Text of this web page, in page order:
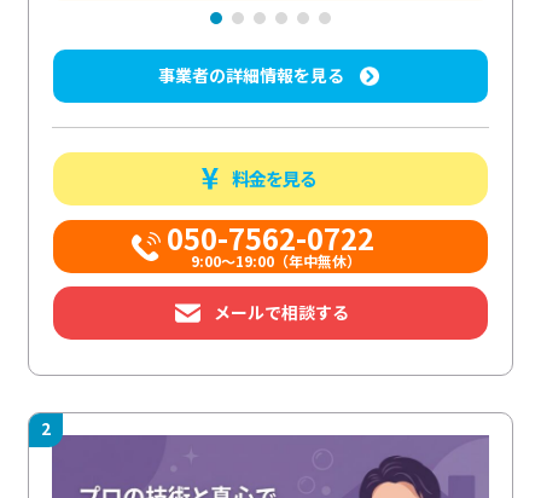
事業者の詳細情報を見る
料金を見る
050-7562-0722
9:00～19:00（年中無休）
メールで相談する
2